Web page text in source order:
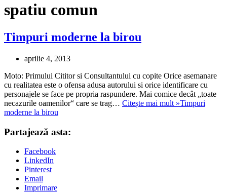
spatiu comun
Timpuri moderne la birou
aprilie 4, 2013
Moto: Primului Cititor si Consultantului cu copite Orice asemanare
cu realitatea este o ofensa adusa autorului si orice identificare cu
personajele se face pe propria raspundere. Mai comice decât „toate
necazurile oamenilor“ care se trag… Citește mai mult »Timpuri
moderne la birou
Partajează asta:
Facebook
LinkedIn
Pinterest
Email
Imprimare